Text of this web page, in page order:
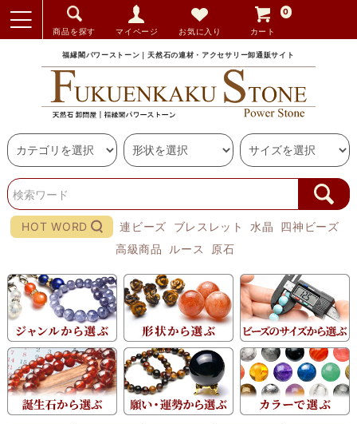
商品を探す マイページ お気に入り カート
0
福縁閣パワーストーン｜天然石の連材・アクセサリー卸通販サイト
HOT WORD 連ビーズ ブレスレット 水晶
四神ビーズ
高級商品
ルース 原石